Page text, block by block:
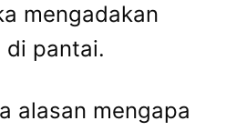
mengadakan
di pantai.
alasan mengapa